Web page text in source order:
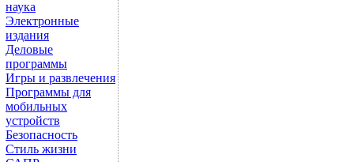
наука
Электронные
издания
Деловые
программы
Игры и развлечения
Программы для
мобильных
устройств
Безопасность
Стиль жизни